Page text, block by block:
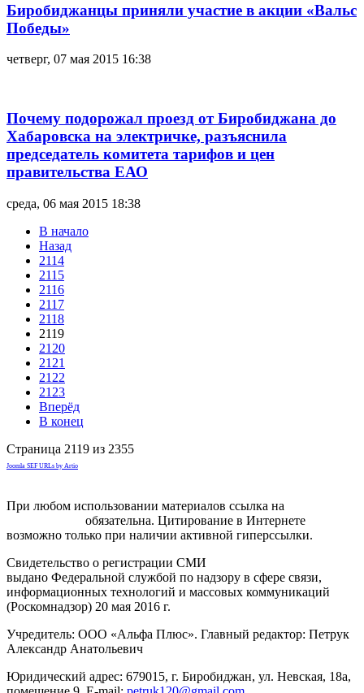
Биробиджанцы приняли участие в акции «Вальс
Победы»
четверг, 07 мая 2015 16:38
Почему подорожал проезд от Биробиджана до
Хабаровска на электричке, разъяснила
председатель комитета тарифов и цен
правительства ЕАО
среда, 06 мая 2015 18:38
В начало
Назад
2114
2115
2116
2117
2118
2119
2120
2121
2122
2123
Вперёд
В конец
Страница 2119 из 2355
Joomla SEF URLs by Artio
При любом использовании материалов ссылка на
обязательна. Цитирование в Интернете
возможно только при наличии активной гиперссылки.
Свидетельство о регистрации СМИ
выдано Федеральной службой по надзору в сфере связи,
информационных технологий и массовых коммуникаций
(Роскомнадзор) 20 мая 2016 г.
Учредитель: ООО «Альфа Плюс». Главный редактор: Петрук
Александр Анатольевич
Юридический адрес: 679015, г. Биробиджан, ул. Невская, 18а,